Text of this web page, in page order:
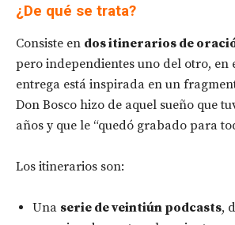
¿De qué se trata?
Consiste en dos itinerarios de
pero independientes uno del otro, en
entrega está inspirada en un
Don Bosco hizo de aquel sueño que
años y que le “quedó grabado para
Los itinerarios son:
Una serie de veintiún podcasts,